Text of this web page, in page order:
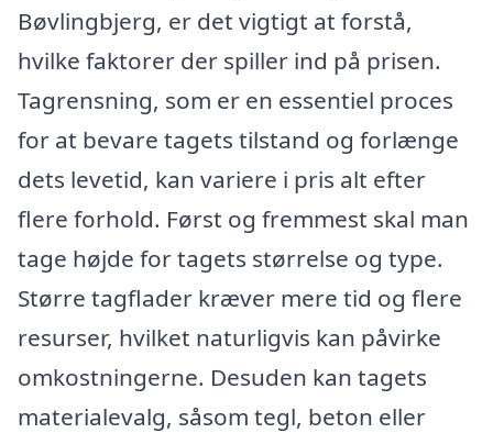
Bøvlingbjerg, er det vigtigt at forstå,
hvilke faktorer der spiller ind på prisen.
Tagrensning, som er en essentiel proces
for at bevare tagets tilstand og forlænge
dets levetid, kan variere i pris alt efter
flere forhold. Først og fremmest skal man
tage højde for tagets størrelse og type.
Større tagflader kræver mere tid og flere
resurser, hvilket naturligvis kan påvirke
omkostningerne. Desuden kan tagets
materialevalg, såsom tegl, beton eller